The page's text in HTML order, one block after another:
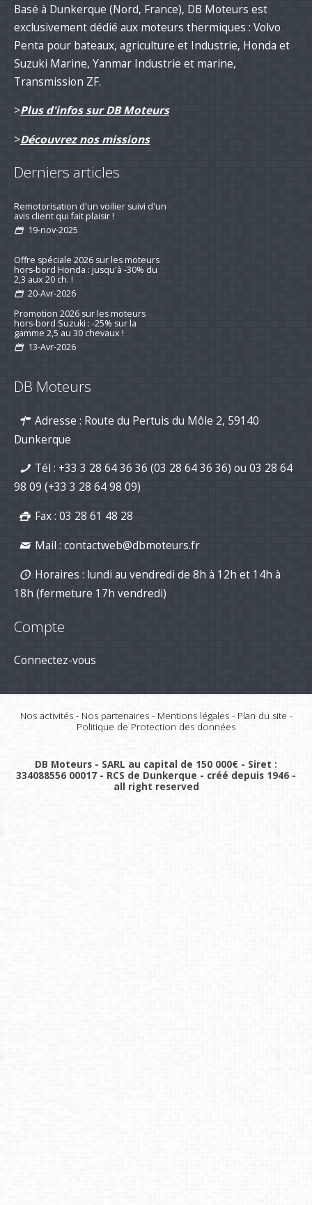
Basé à Dunkerque (Nord, France), DB Moteurs est
exclusivement dédié aux moteurs thermiques : Volvo
Penta pour bateaux, agriculture et Industrie, Honda et
Suzuki Marine, Yanmar Industrie et marine,
Transmission ZF.
>Plus d'infos sur DB Moteurs
>Découvrez nos missions
Derniers articles
Remotorisation d'un voilier suivi d'un
avis client qui fait plaisir !
19-nov-2025
Offre spéciale 2026 sur les moteurs
hors-bord Honda : jusqu'à -30% du
2,3 aux 20 ch. !
20-Avr-2026
Promotion 2026 sur les moteurs
hors-bord Suzuki : -25% sur la
gamme 2,5 au 30 chevaux !
13-Avr-2026
moteurs de bateau
Nouvelle série "Stealth Line" chez
maintenant avec DB Moteurs !
DB Moteurs vous souhaite une
excellente année 2026, pleine de
projets motorisés !
DB Moteurs
Adresse : Route du Pertuis du Môle 2, 59140
Dunkerque
Tél : +33 3 28 64 36 36 (03 28 64 36 36) ou 03 28 64
98 09 (+33 3 28 64 98 09)
Fax : 03 28 61 48 28
Mail : contactweb@dbmoteurs.fr
Horaires : lundi au vendredi de 8h à 12h et 14h à
18h (fermeture 17h vendredi)
Compte
Connectez-vous
Nos activités- Nos partenaires- Mentions légales- Plan du site -
Politique de Protection des données
DB Moteurs - SARL au capital de 150 000€ - Siret :
334088556 00017 - RCS de Dunkerque - créé depuis 1946 -
all right reserved